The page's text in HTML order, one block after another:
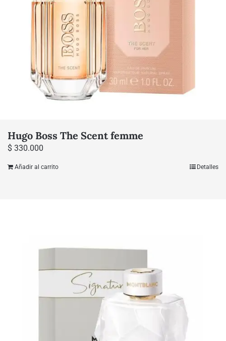
Hugo Boss The Scent femme
$ 330.000
Añadir al carrito Detalles